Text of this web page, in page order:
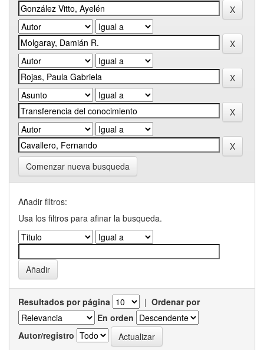
Comenzar nueva busqueda
Añadir filtros:
Usa los filtros para afinar la busqueda.
Resultados por página | Ordenar por
En orden
Autor/registro